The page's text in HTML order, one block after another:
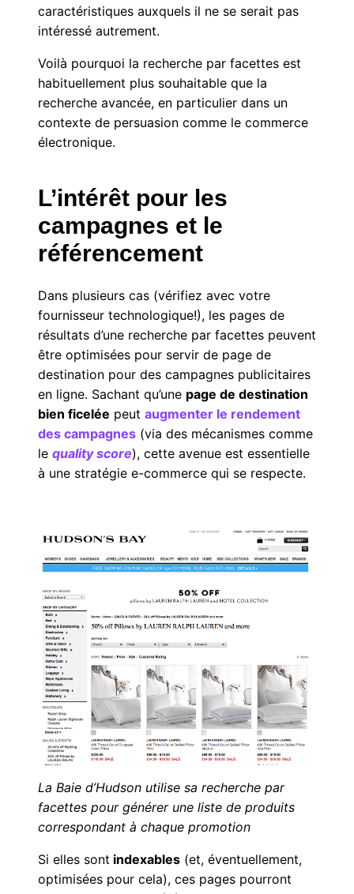
caractéristiques auxquels il ne se serait pas
intéressé autrement.
Voilà pourquoi la recherche par facettes est
habituellement plus souhaitable que la
recherche avancée, en particulier dans un
contexte de persuasion comme le commerce
électronique.
L’intérêt pour les
campagnes et le
référencement
Dans plusieurs cas (vérifiez avec votre
fournisseur technologique!), les pages de
résultats d’une recherche par facettes peuvent
être optimisées pour servir de page de
destination pour des campagnes publicitaires
en ligne. Sachant qu’une page de destination
bien ficelée peut augmenter le rendement
des campagnes (via des mécanismes comme
le quality score), cette avenue est essentielle
à une stratégie e-commerce qui se respecte.
La Baie d’Hudson utilise sa recherche par
facettes pour générer une liste de produits
correspondant à chaque promotion
Si elles sont indexables (et, éventuellement,
optimisées pour cela), ces pages pourront